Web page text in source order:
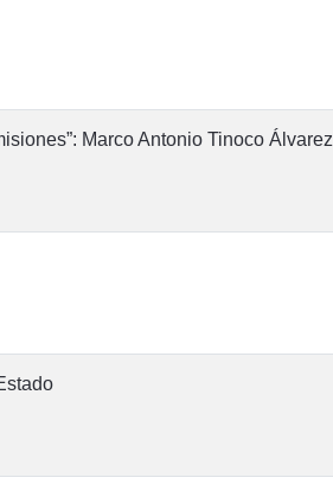
Marco Antonio Tinoco Álvarez